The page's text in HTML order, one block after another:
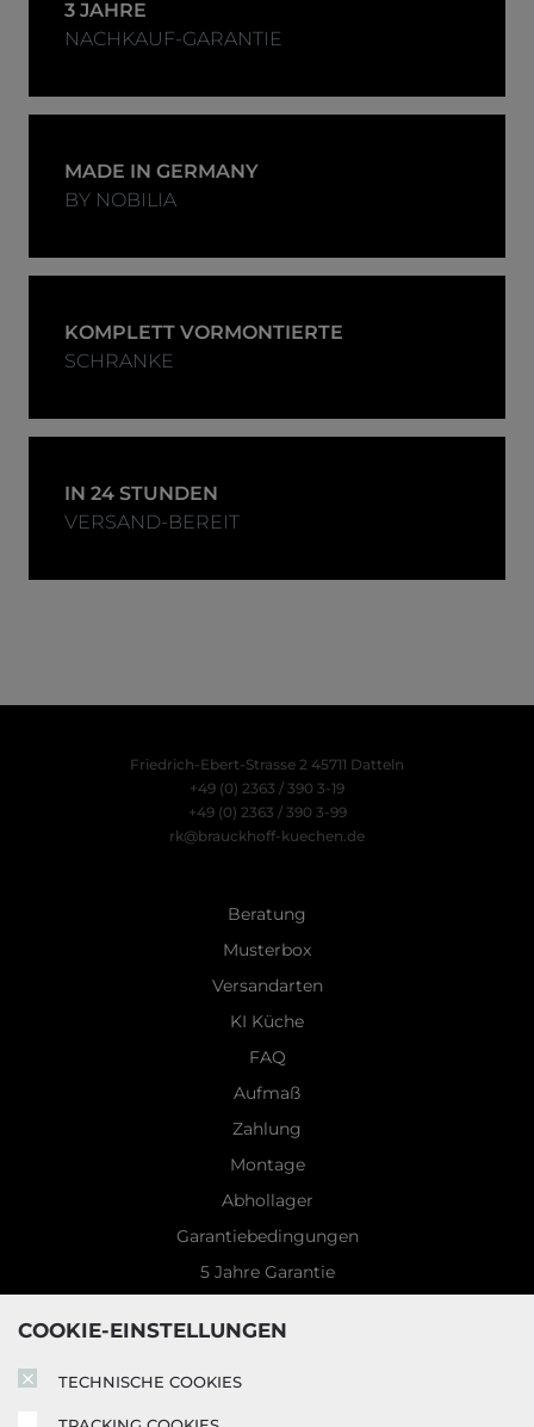
COOKIE-EINSTELLUNGEN
TECHNISCHE COOKIES
3 JAHRE
NACHKAUF-GARANTIE
MADE IN GERMANY
BY NOBILIA
KOMPLETT VORMONTIERTE
SCHRANKE
IN 24 STUNDEN
VERSAND-BEREIT
Friedrich-Ebert-Strasse 2 45711 Datteln
+49 (0) 2363 / 390 3-19
+49 (0) 2363 / 390 3-99
rk@brauckhoff-kuechen.de
Beratung
Musterbox
Versandarten
KI Küche
FAQ
Aufmaß
Zahlung
Montage
Abhollager
Garantiebedingungen
5 Jahre Garantie